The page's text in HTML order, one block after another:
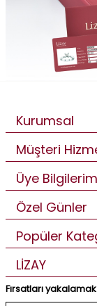
Kurumsal
Müşteri
Üye Bilgilerim
Özel Günler
Popüler
LİZAY
Fırsatları